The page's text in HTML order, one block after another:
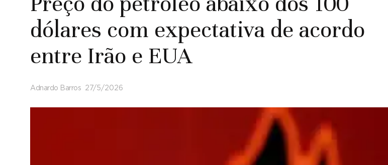
dólares com expectativa de acordo
entre Irão e EUA
Adnardo Barros 27/5/2026